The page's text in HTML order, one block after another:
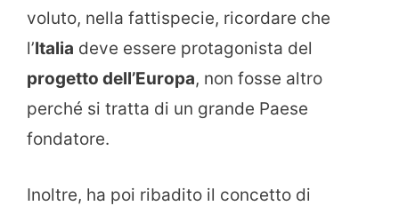
voluto, nella fattispecie, ricordare che
l’Italia deve essere protagonista del
progetto dell’Europa, non fosse altro
perché si tratta di un grande Paese
fondatore.
Inoltre, ha poi ribadito il concetto di